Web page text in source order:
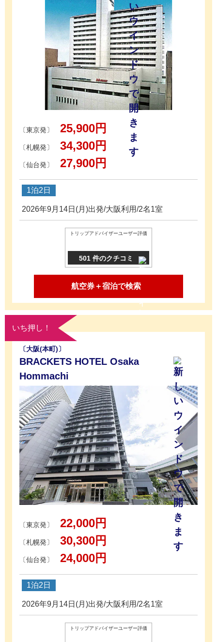
〔東京発〕 25,900円
〔札幌発〕 34,300円
〔仙台発〕 27,900円
1泊2日
2026年9月14日(月)出発/大阪利用/2名1室
トリップアドバイザーユーザー評価
501 件のクチコミ
航空券＋宿泊で検索
いち押し！
〔大阪(本町)〕
BRACKETS HOTEL Osaka
Hommachi
〔東京発〕 22,000円
〔札幌発〕 30,300円
〔仙台発〕 24,000円
1泊2日
2026年9月14日(月)出発/大阪利用/2名1室
トリップアドバイザーユーザー評価